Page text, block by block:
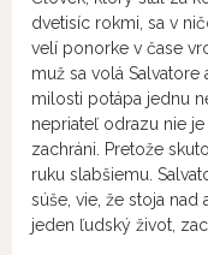
dvetisíc rokmi, sa v
velí ponorke v čase
muž sa volá
milosti potápa jednu
nepriateľ odrazu nie
zachráni. Pretože
ruku slabšiemu.
súše, vie, že stoja
jeden ľudský život,